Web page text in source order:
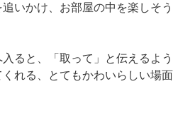
いかけ、お部屋の中を楽しそう
ると、「取って」と伝えるよう
れる、とてもかわいらしい場面